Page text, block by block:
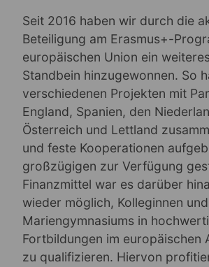
Seit 2016 haben wir durch die
Beteiligung am Erasmus+-
europäischen Union ein
Standbein hinzugewonnen. So
verschiedenen Projekten mit
England, Spanien, den
Österreich und Lettland
und feste Kooperationen
großzügigen zur Verfügung
Finanzmittel war es darüber
wieder möglich, Kolleginnen
Mariengymnasiums in
Fortbildungen im europäischen
zu qualifizieren. Hiervon